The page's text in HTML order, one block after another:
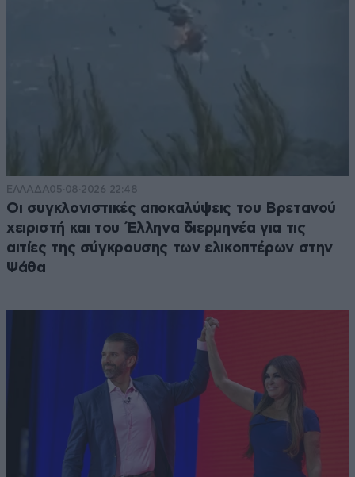
ΕΛΛΑΔΑ05·08·2026 22:48
Οι συγκλονιστικές αποκαλύψεις του Βρετανού
χειριστή και του Έλληνα διερμηνέα για τις
αιτίες της σύγκρουσης των ελικοπτέρων στην
Ψάθα